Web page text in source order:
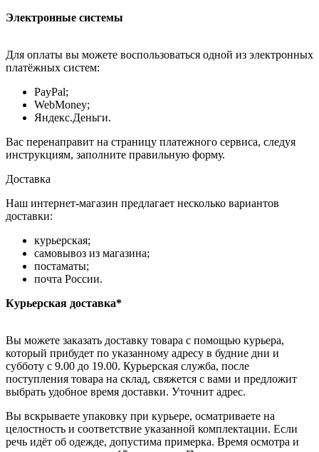
Электронные системы
Для оплаты вы можете воспользоваться одной из электронных
платёжных систем:
PayPal;
WebMoney;
Яндекс.Деньги.
Вас перенаправит на страницу платежного сервиса, следуя
инструкциям, заполните правильную форму.
Доставка
Наш интернет-магазин предлагает несколько вариантов
доставки:
курьерская;
самовывоз из магазина;
постаматы;
почта России.
Курьерская доставка*
Вы можете заказать доставку товара с помощью курьера,
который прибудет по указанному адресу в будние дни и
субботу с 9.00 до 19.00. Курьерская служба, после
поступления товара на склад, свяжется с вами и предложит
выбрать удобное время доставки. Уточнит адрес.
Вы вскрываете упаковку при курьере, осматриваете на
целостность и соответствие указанной комплектации. Если
речь идёт об одежде, допустима примерка. Время осмотра и